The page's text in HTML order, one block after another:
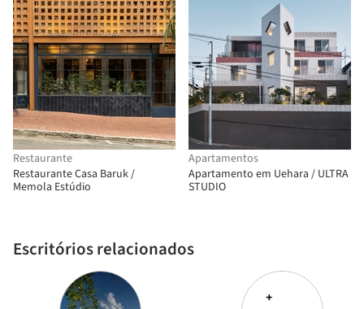
Restaurante
Restaurante Casa Baruk /
Memola Estúdio
Escritórios relacionados
Apartamentos
Apartamento em Uehara / ULTRA
STUDIO